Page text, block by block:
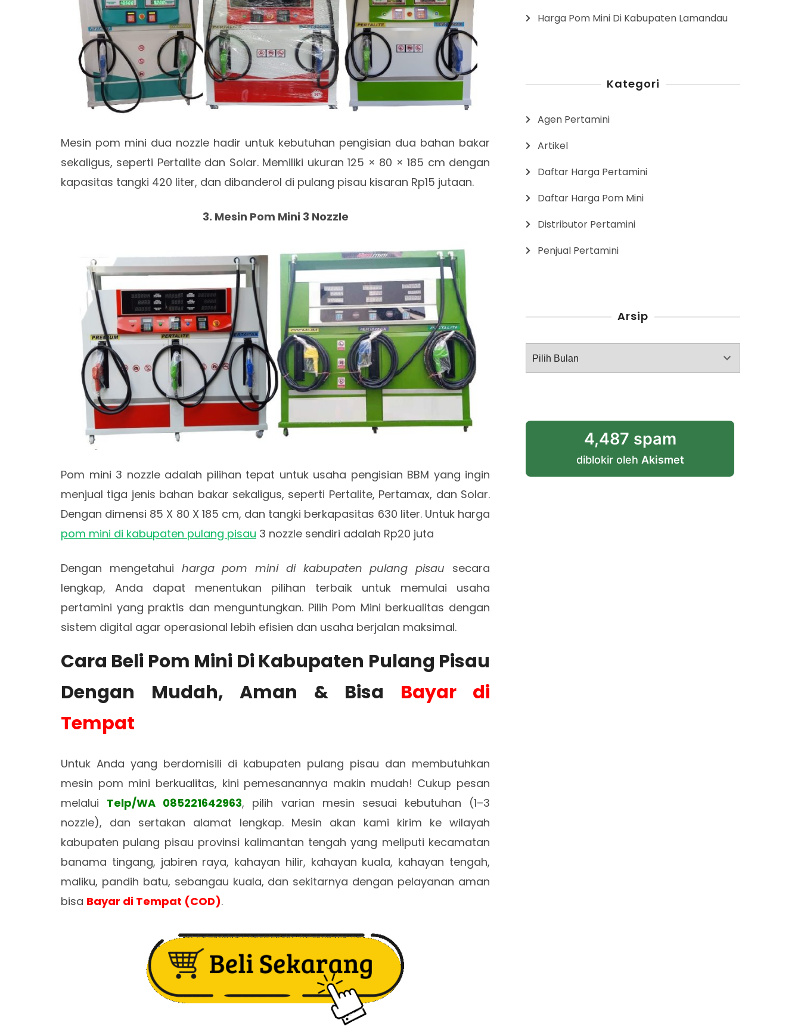
Mesin pom mini dua nozzle hadir untuk kebutuhan pengisian dua bahan bakar
sekaligus, seperti Pertalite dan Solar. Memiliki ukuran 125 × 80 × 185 cm dengan
kapasitas tangki 420 liter, dan dibanderol di pulang pisau kisaran Rp15 jutaan.
3. Mesin Pom Mini 3 Nozzle
Pom mini 3 nozzle adalah pilihan tepat untuk usaha pengisian BBM yang ingin
menjual tiga jenis bahan bakar sekaligus, seperti Pertalite, Pertamax, dan Solar.
Dengan dimensi 85 X 80 X 185 cm, dan tangki berkapasitas 630 liter. Untuk harga
pom mini di kabupaten pulang pisau 3 nozzle sendiri adalah Rp20 juta
Dengan mengetahui harga pom mini di kabupaten pulang pisau secara
lengkap, Anda dapat menentukan pilihan terbaik untuk memulai usaha
pertamini yang praktis dan menguntungkan. Pilih Pom Mini berkualitas dengan
sistem digital agar operasional lebih efisien dan usaha berjalan maksimal.
Cara Beli Pom Mini Di Kabupaten Pulang Pisau
Dengan Mudah, Aman & Bisa Bayar di
Tempat
Untuk Anda yang berdomisili di kabupaten pulang pisau dan membutuhkan
mesin pom mini berkualitas, kini pemesanannya makin mudah! Cukup pesan
melalui Telp/WA 085221642963, pilih varian mesin sesuai kebutuhan (1–3
nozzle), dan sertakan alamat lengkap. Mesin akan kami kirim ke wilayah
kabupaten pulang pisau provinsi kalimantan tengah yang meliputi kecamatan
banama tingang, jabiren raya, kahayan hilir, kahayan kuala, kahayan tengah,
maliku, pandih batu, sebangau kuala, dan sekitarnya dengan pelayanan aman
bisa Bayar di Tempat (COD).
Harga Pom Mini Di Kabupaten Lamandau
Kategori
Agen Pertamini
Artikel
Daftar Harga Pertamini
Daftar Harga Pom Mini
Distributor Pertamini
Penjual Pertamini
Arsip
Arsip
4,487 spam
diblokir oleh Akismet